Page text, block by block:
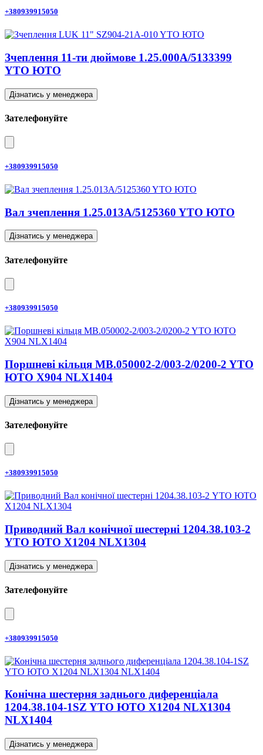
+380939915050
Зчеплення 11-ти дюймове 1.25.000A/5133399
YTO ЮТО
Дізнатись у менеджера
Зателефонуйте
+380939915050
Вал зчеплення 1.25.013A/5125360 YTO ЮТО
Дізнатись у менеджера
Зателефонуйте
+380939915050
Поршневі кільця MB.050002-2/003-2/0200-2 YTO
ЮТО X904 NLX1404
Дізнатись у менеджера
Зателефонуйте
+380939915050
Приводний Вал конічної шестерні 1204.38.103-2
YTO ЮТО X1204 NLX1304
Дізнатись у менеджера
Зателефонуйте
+380939915050
Конічна шестерня заднього диференціала
1204.38.104-1SZ YTO ЮТО X1204 NLX1304
NLX1404
Дізнатись у менеджера